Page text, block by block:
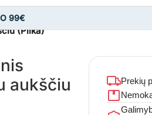
99€
(Pilka)
aukščiu
Prekių